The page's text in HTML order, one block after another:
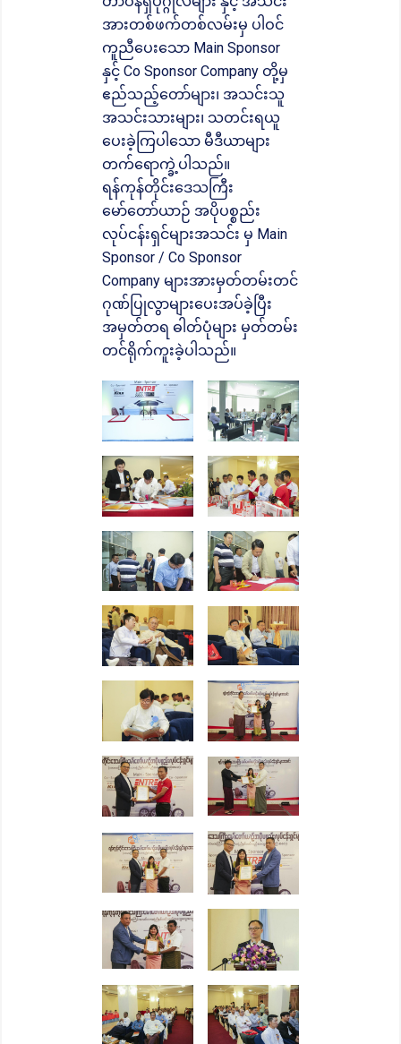
အားတစ်ဖက်တစ်လမ်းမှ ပါဝင်
ကူညီပေးသော Main Sponsor
နှင့် Co Sponsor Company တို့မှ
ဧည်သည့်တော်များ၊ အသင်းသူ
အသင်းသားများ၊ သတင်းရယူ
ပေးခဲ့ကြပါသော မီဒီယာများ
တက်ရောက္ခဲ့ပါသည်။
ရန်ကုန်တိုင်းဒေသကြီး
မော်တော်ယာဉ် အပိုပစ္စည်း
လုပ်ငန်းရှင်များအသင်း မှ Main
Sponsor / Co Sponsor
Company များအားမှတ်တမ်းတင်
ဂုဏ်ပြုလွာများပေးအပ်ခဲ့ပြီး
အမှတ်တရ ဓါတ်ပုံများ မှတ်တမ်း
တင်ရိုက်ကူးခဲ့ပါသည်။